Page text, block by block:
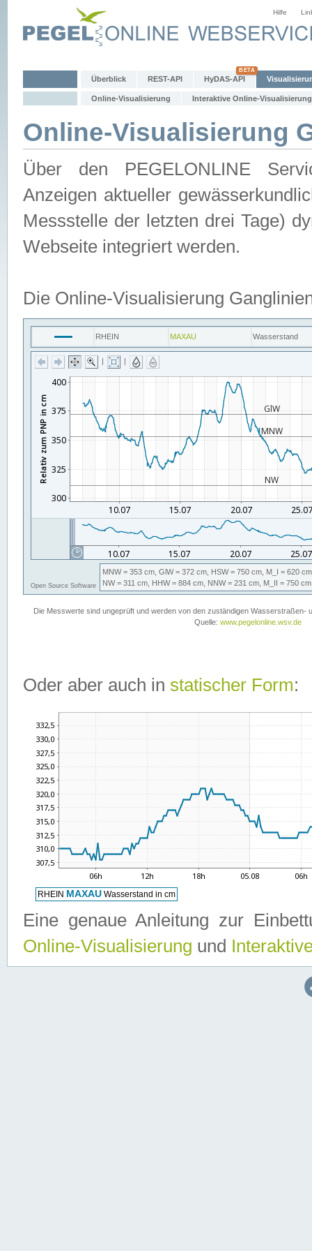
Hilfe
Überblick REST-API HyDAS-API
Online-Visualisierung Interaktive Online-Visualisierung
Online-Visualisierung
Über den PEGELONLINE
Anzeigen aktueller
Messstelle der letzten drei Tage)
Webseite integriert werden.
Die Online-Visualisierung
Oder aber auch in statischer Form:
Eine genaue Anleitung zur
Online-Visualisierung und